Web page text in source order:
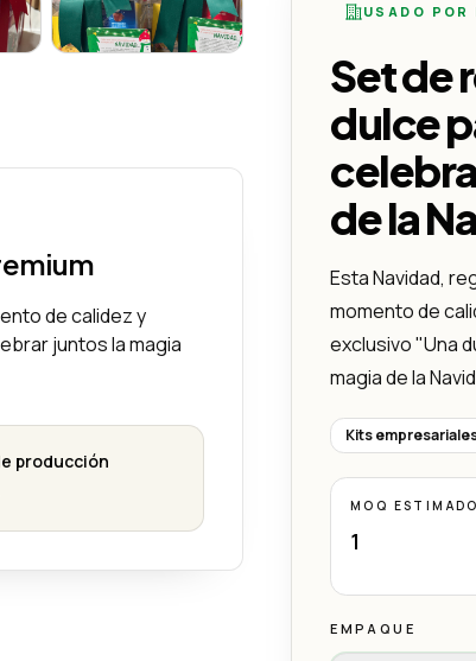
de la Navidad" - Lemon Creativo
celebrar juntos la magia de la Navidad" - Lemon Creativo
"Una dulce pausa para celebrar juntos la magia de la
Set de regalo: "Una dulce pausa para
de la Navidad" Kits empresariales personalizado con logo
de calidez y
juntos la magia
producción
USADO POR
Set de
dulce
de la
Esta Navidad,
momento de
exclusivo "Una
magia de la
Kits
MOQ ESTIMADO
1
EMPAQUE